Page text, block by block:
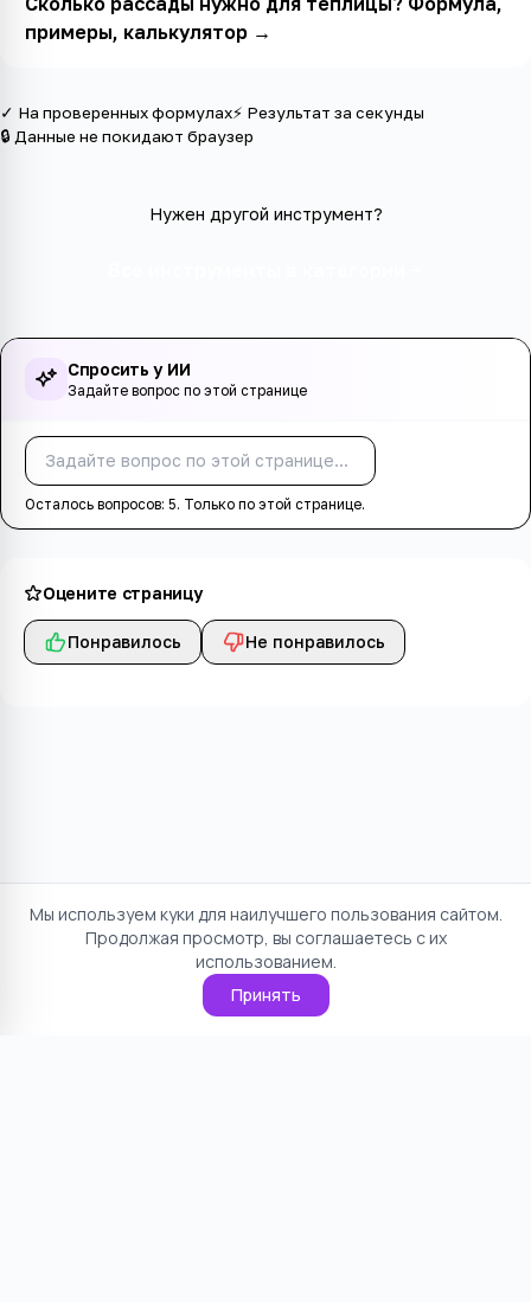
примеры, калькулятор→
✓ На проверенных формулах⚡ Результат за секунды
🔒 Данные не покидают браузер
Нужен другой инструмент?
Спросить у ИИ
Задайте вопрос по этой странице
Осталось вопросов: 5. Только по этой странице.
Оцените страницу
Понравилось Не понравилось
Мы используем куки для наилучшего пользования сайтом.
Продолжая просмотр, вы соглашаетесь с их
использованием.
Принять